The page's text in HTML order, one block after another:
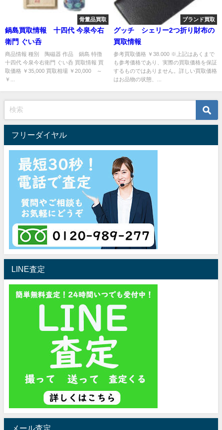
骨董品買取
鍋島買取情報 十四代 今泉今右
衛門 ぐい呑
商品情報 種別 陶磁器 作品 鍋島 特徴
十四代 今泉今右衛門 ぐい呑 買取情報 買
取価格 ￥35,000 買取相場 ￥20,000 ～
￥...
ブランド買取
グッチ シェリー2つ折り財布の
買取情報
参考買取価格 ￥38.000 ※上記はあくまで
も参考価格であり、実際の買取価格を保証
するものではありません。詳しい買取価格
はお品物の状態、...
フリーダイヤル
LINE査定
メール査定